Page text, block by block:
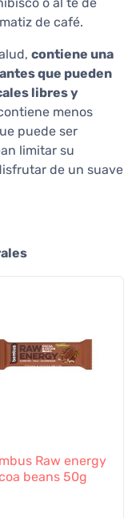
o al té de
de café.
contiene una
que pueden
libres y
menos
puede ser
limitar su
de un suave
Raw energy
beans 50g